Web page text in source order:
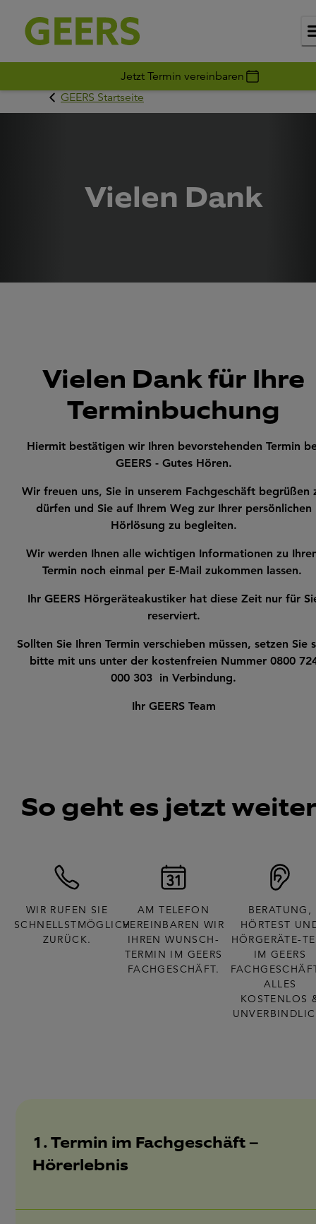
Jetzt Termin vereinbaren
GEERS Startseite
Vielen Dank
Vielen Dank für Ihre
Terminbuchung
Hiermit bestätigen wir Ihren bevorstehenden Termin
GEERS - Gutes Hören.
Wir freuen uns, Sie in unserem Fachgeschäft begrüßen
dürfen und Sie auf Ihrem Weg zur Ihrer persönlichen
Hörlösung zu begleiten.
Wir werden Ihnen alle wichtigen Informationen zu
Termin noch einmal per E-Mail zukommen lassen.
Ihr GEERS Hörgeräteakustiker hat diese Zeit nur für
reserviert.
Sollten Sie Ihren Termin verschieben müssen, setzen Sie
bitte mit uns unter der kostenfreien Nummer 0800
000 303 in Verbindung.
Ihr GEERS Team
So geht es jetzt
WIR RUFEN SIE
SCHNELLSTMÖGLICH
ZURÜCK.
AM TELEFON
VEREINBAREN WIR
IHREN WUNSCH-
TERMIN IM GEERS
FACHGESCHÄFT.
BERATUNG,
HÖRTEST
HÖRGERÄTE-
IM GEERS
ALLES
KOSTENLOS
1. Termin im Fachgeschäft –
Hörerlebnis